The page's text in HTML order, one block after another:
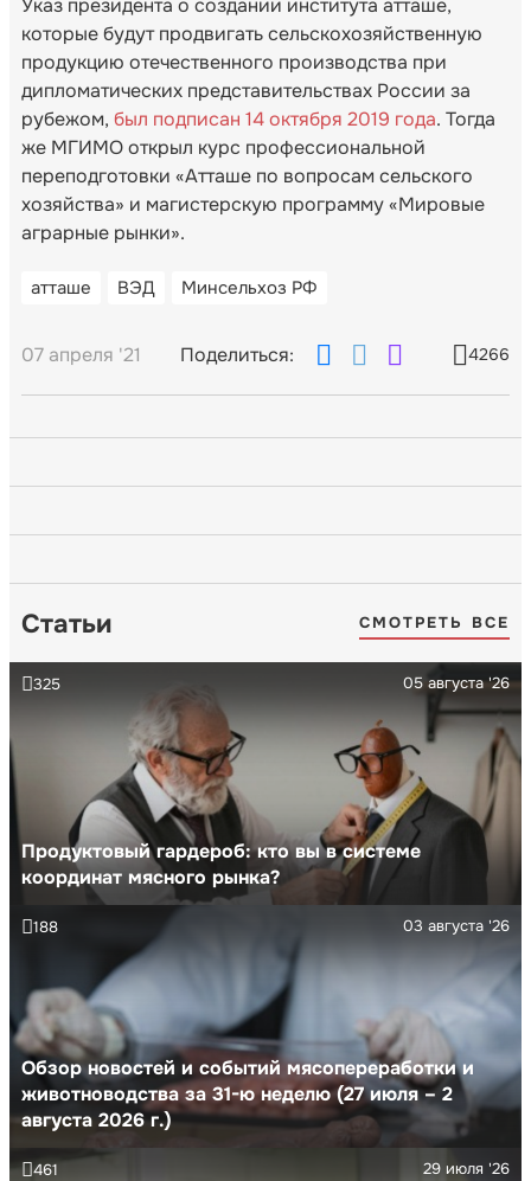
Указ президента о создании института атташе,
которые будут продвигать сельскохозяйственную
продукцию отечественного производства при
дипломатических представительствах России за
рубежом, был подписан 14 октября 2019 года. Тогда
же МГИМО открыл курс профессиональной
переподготовки «Атташе по вопросам сельского
хозяйства» и магистерскую программу «Мировые
аграрные рынки».
атташе ВЭД Минсельхоз РФ
07 апреля '21 Поделиться: 4266
Статьи СМОТРЕТЬ ВСЕ
Продуктовый гардероб: кто вы в системе
координат мясного рынка?
05 августа '26
325
Обзор новостей и событий мясопереработки и
животноводства за 31-ю неделю (27 июля – 2
августа 2026 г.)
03 августа '26
188
29 июля '26
461